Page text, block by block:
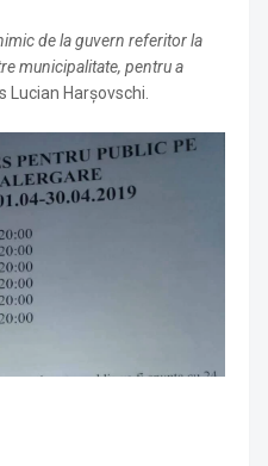
de la guvern referitor la
municipalitate, pentru a
Lucian Harșovschi.